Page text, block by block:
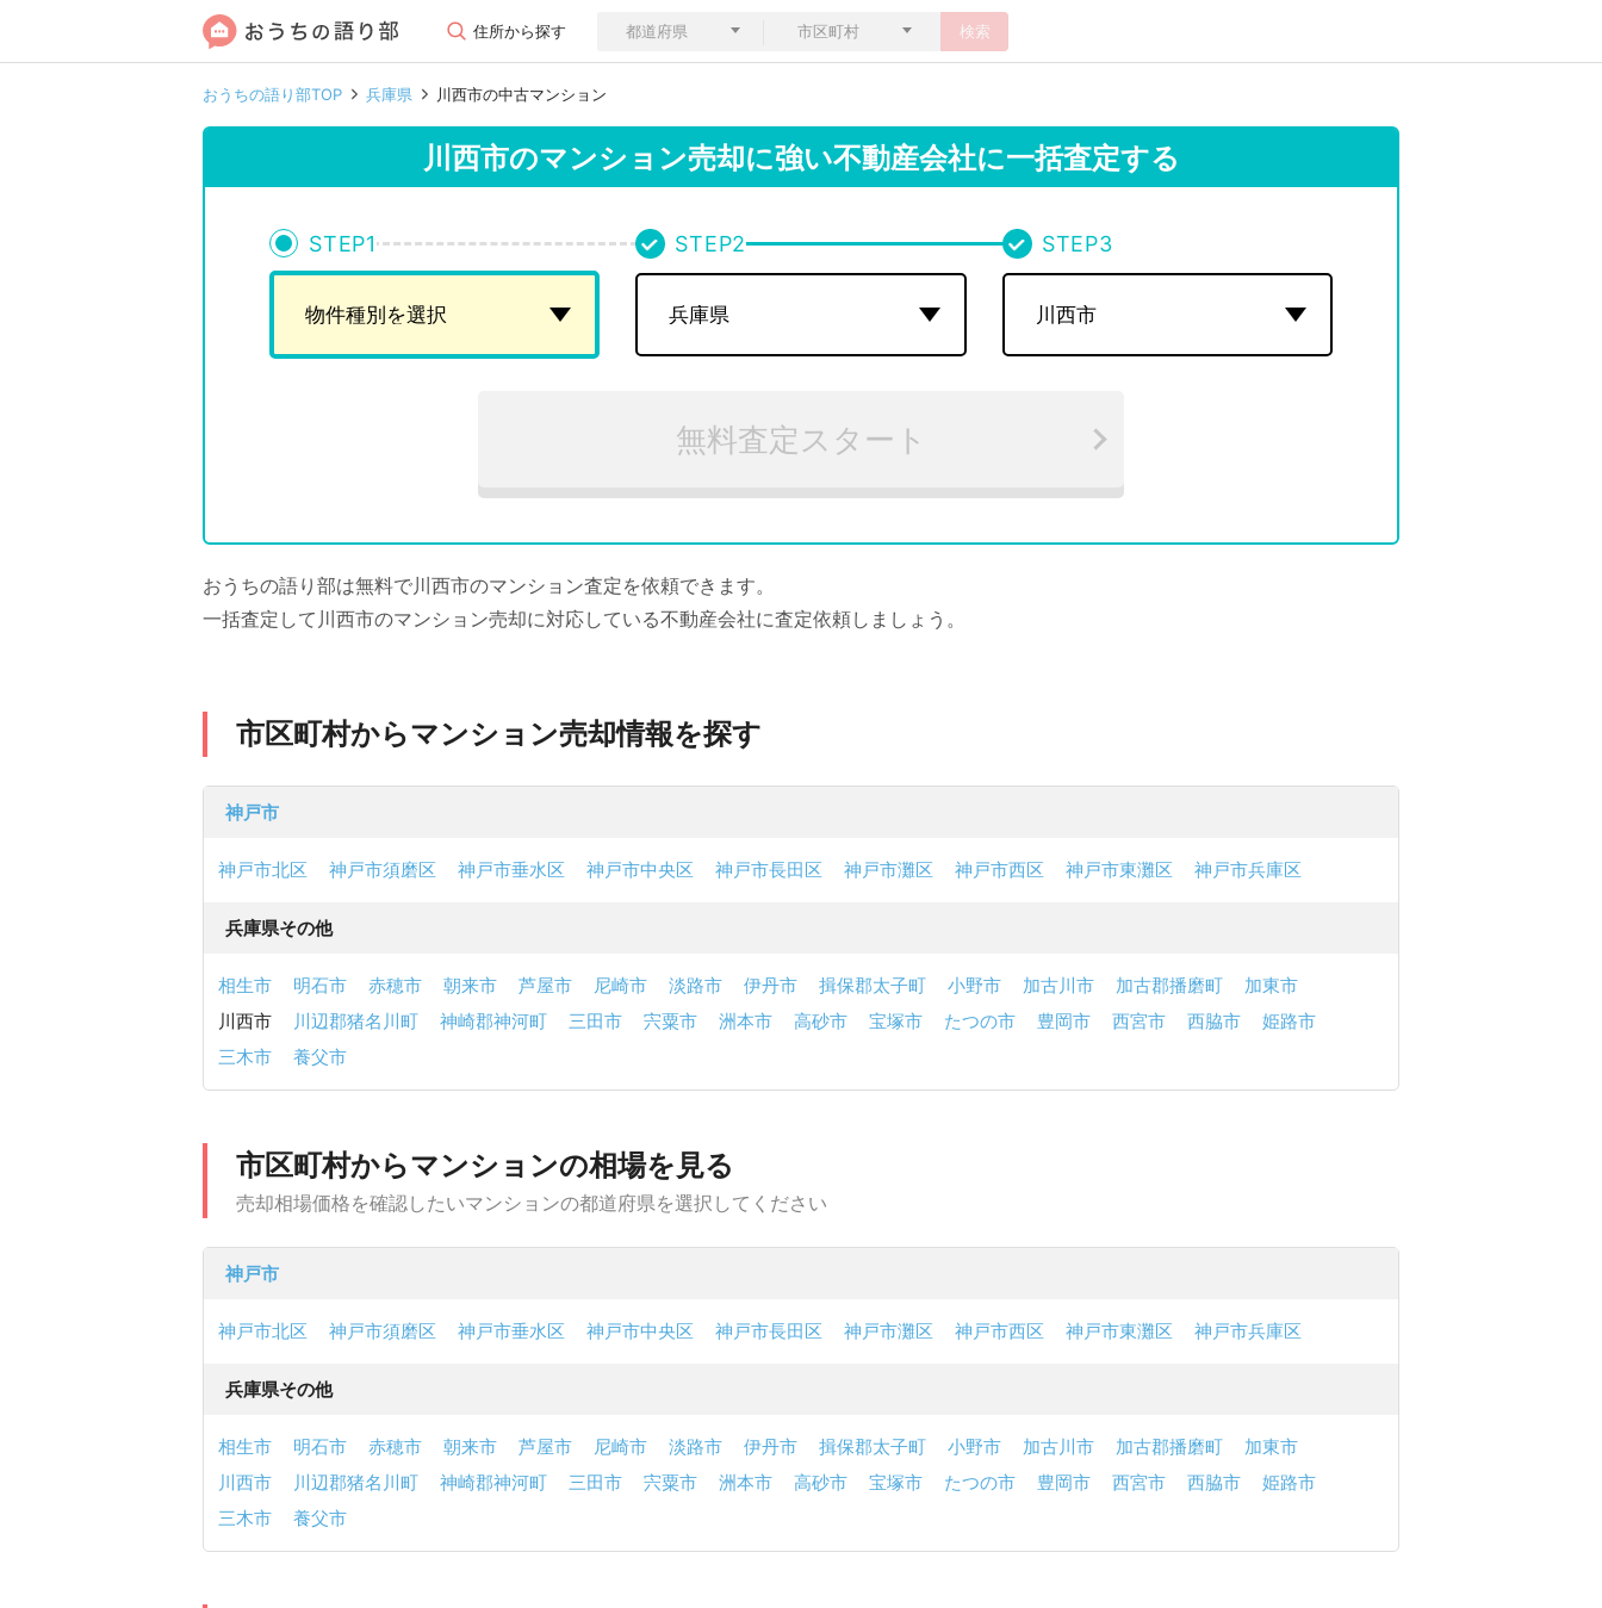
住所から探す 検索
おうちの語り部TOP 兵庫県 川西市の中古マンション
川西市のマンション売却に強い不動産会社に一括査定する
STEP1 STEP2 STEP3
無料査定スタート
おうちの語り部は無料で川西市のマンション査定を依頼できます。
一括査定して川西市のマンション売却に対応している不動産会社に査定依頼しましょう。
市区町村からマンション売却情報を探す
神戸市
神戸市北区 神戸市須磨区 神戸市垂水区 神戸市中央区 神戸市長田区 神戸市灘区 神戸市西区 神戸市東灘区 神戸市兵庫区
兵庫県その他
相生市 明石市 赤穂市 朝来市 芦屋市 尼崎市 淡路市 伊丹市 揖保郡太子町 小野市 加古川市 加古郡播磨町
加東市
川西市
川辺郡猪名川町 神崎郡神河町 三田市 宍粟市 洲本市 高砂市 宝塚市 たつの市 豊岡市 西宮市 西脇市
姫路市
三木市
養父市
市区町村からマンションの相場を見る
売却相場価格を確認したいマンションの都道府県を選択してください
神戸市
神戸市北区 神戸市須磨区 神戸市垂水区 神戸市中央区 神戸市長田区 神戸市灘区 神戸市西区 神戸市東灘区 神戸市兵庫区
兵庫県その他
相生市 明石市 赤穂市 朝来市 芦屋市 尼崎市 淡路市 伊丹市 揖保郡太子町 小野市 加古川市 加古郡播磨町
加東市
川西市
川辺郡猪名川町 神崎郡神河町 三田市 宍粟市 洲本市 高砂市 宝塚市 たつの市 豊岡市 西宮市 西脇市
姫路市
三木市
養父市